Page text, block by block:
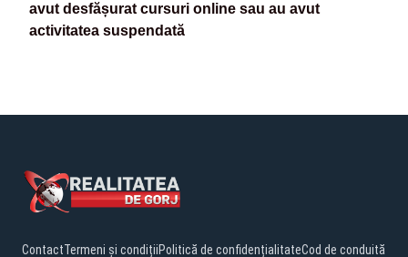
avut desfășurat cursuri online sau au avut
activitatea suspendată
ContactTermeni și condițiiPolitică de confidențialitateCod de conduită